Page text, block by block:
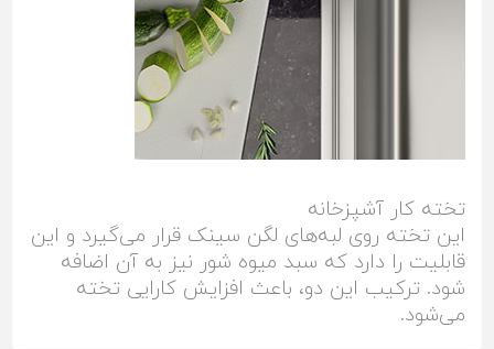
تخته کار آشپزخانه
این تخته روی لبه‌های لگن سینک قرار می‌گیرد و این
قابلیت را دارد که سبد میوه شور نیز به آن اضافه
شود. ترکیب این دو، باعث افزایش کارایی تخته
می‌شود.